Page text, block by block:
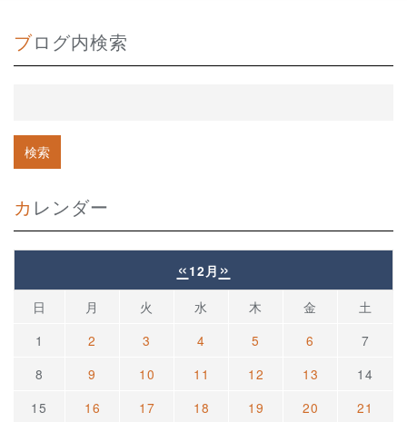
ブログ内検索
カレンダー
« 12月 »
日 月 火 水 木 金
土
1
2 3 4 5 6
7
8
9 10 11 12 13
14
15
16 17 18 19 20
21